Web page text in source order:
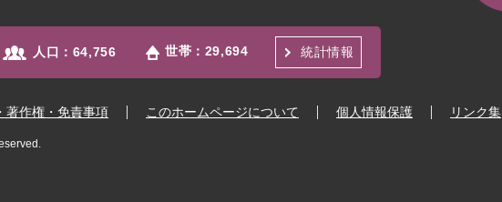
人口： 64,756 世帯： 29,694 統計情報
著作権・免責事項 このホームページについて 個人情報保護 リンク集